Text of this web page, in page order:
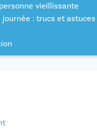
vieillissante
journée : trucs et astuces